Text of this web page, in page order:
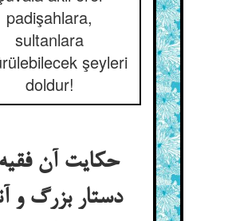
padişahlara,
sultanlara
şeyleri
doldur!
حکایت آن فقیه
دستار بزرگ و